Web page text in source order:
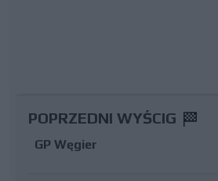
POPRZEDNI WYŚCIG
GP Węgier